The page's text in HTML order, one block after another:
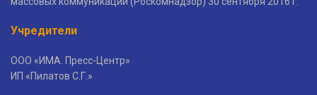
Учредители
ООО «ИМА. Пресс-Центр»
ИП «Пилатов С.Г.»